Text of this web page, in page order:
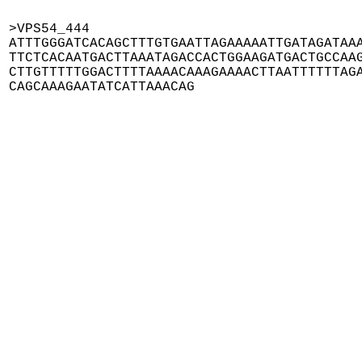
>VPS54_444
CAGCAAAGAATATCATTAAACAG